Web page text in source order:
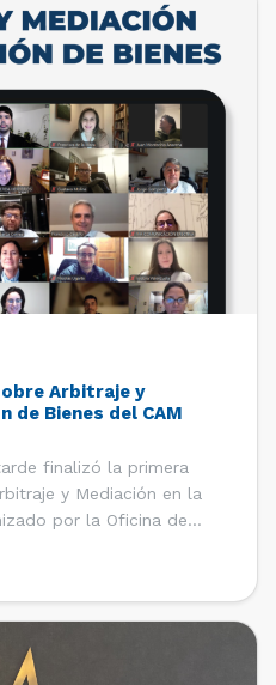
Arbitraje y
de Bienes del CAM
finalizó la primera
y Mediación en la
por la Oficina de
la Cámara de Comercio
contó con […]